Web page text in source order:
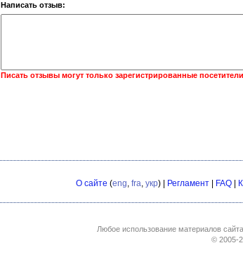
Написать отзыв:
Писать отзывы могут только зарегистрированные
О сайте (eng, fra, укр) | Регламент FAQ
Любое использование материалов
© 2005-